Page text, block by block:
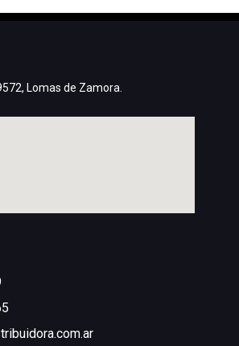
Lomas de Zamora.